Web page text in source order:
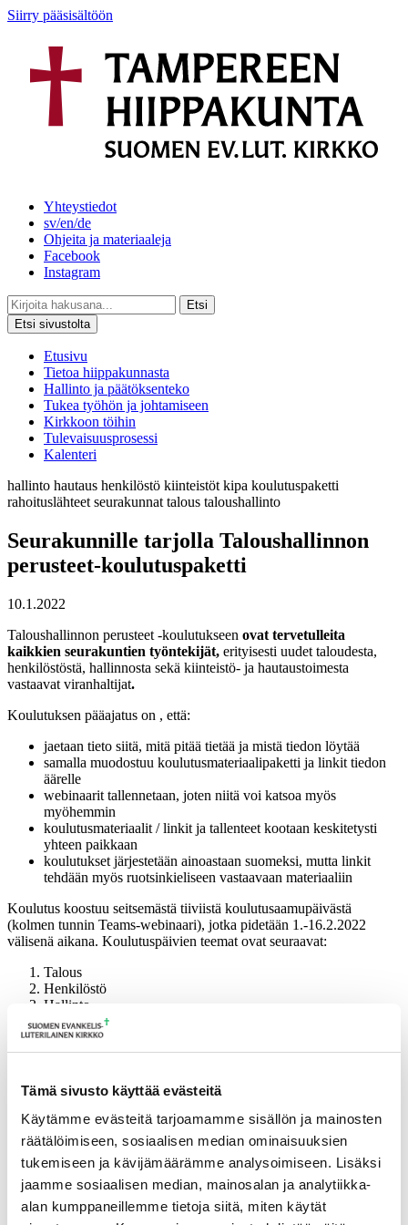
Tämä sivusto käyttää evästeitä
Käytämme evästeitä tarjoamamme sisällön ja mainosten
räätälöimiseen, sosiaalisen median ominaisuuksien
tukemiseen ja kävijämäärämme analysoimiseen. Lisäksi
jaamme sosiaalisen median, mainosalan ja analytiikka-
alan kumppaneillemme tietoja siitä, miten käytät
Siirry pääsisältöön
Yhteystiedot
sv/en/de
Ohjeita ja materiaaleja
Facebook
Instagram
Etsi
Etsi sivustolta
Etusivu
Tietoa hiippakunnasta
Hallinto ja päätöksenteko
Tukea työhön ja johtamiseen
Kirkkoon töihin
Tulevaisuusprosessi
Kalenteri
hallinto hautaus henkilöstö kiinteistöt kipa koulutuspaketti
rahoituslähteet seurakunnat talous taloushallinto
Seurakunnille tarjolla Taloushallinnon
perusteet-koulutuspaketti
10.1.2022
Taloushallinnon perusteet -koulutukseen ovat tervetulleita
kaikkien seurakuntien työntekijät, erityisesti uudet taloudesta,
henkilöstöstä, hallinnosta sekä kiinteistö- ja hautaustoimesta
vastaavat viranhaltijat.
Koulutuksen pääajatus on , että:
jaetaan tieto siitä, mitä pitää tietää ja mistä tiedon löytää
samalla muodostuu koulutusmateriaalipaketti ja linkit tiedon
äärelle
webinaarit tallennetaan, joten niitä voi katsoa myös
myöhemmin
koulutusmateriaalit / linkit ja tallenteet kootaan keskitetysti
yhteen paikkaan
koulutukset järjestetään ainoastaan suomeksi, mutta linkit
tehdään myös ruotsinkieliseen vastaavaan materiaaliin
Koulutus koostuu seitsemästä tiiviistä koulutusaamupäivästä
(kolmen tunnin Teams-webinaari), jotka pidetään 1.-16.2.2022
välisenä aikana. Koulutuspäivien teemat ovat seuraavat:
Talous
Henkilöstö
Hallinto
Kiinteistöt
KIPA (Kirkon palvelukeskus)
Hautaus
Koulutukseen ei tarvitse ilmoittautua. Kaikki koulutusosiot
liittymislinkkeineen löytyvät hiippakunnan kalenterista.
Lisätietoa alla olevasta linkistä:
Taloushallinnon perusteet koulutuspaketti seurakunnille
Ajankohtaista